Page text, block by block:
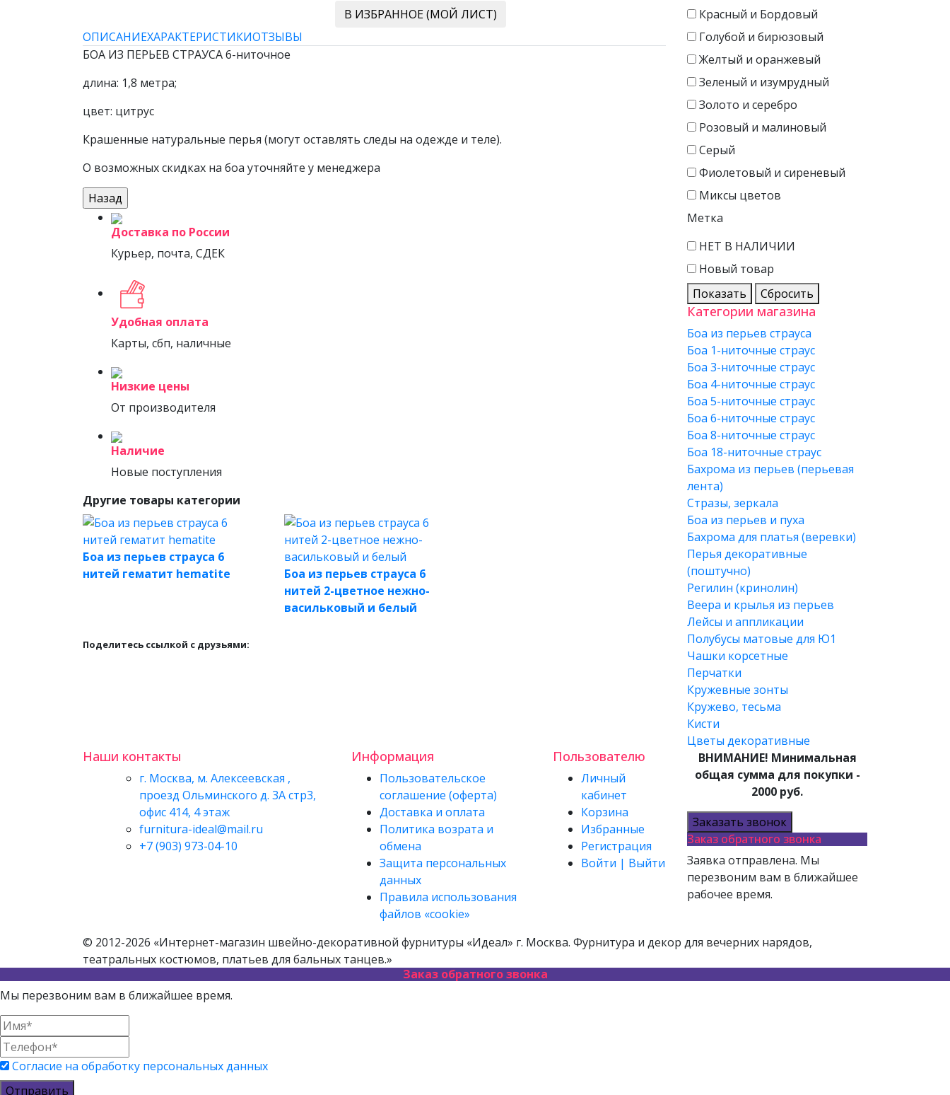
В ИЗБРАННОЕ (МОЙ ЛИСТ)
ОПИСАНИЕХАРАКТЕРИСТИКИОТЗЫВЫ
БОА ИЗ ПЕРЬЕВ СТРАУСА 6-ниточное
длина: 1,8 метра;
цвет: цитрус
Крашенные натуральные перья (могут оставлять следы на одежде и теле).
О возможных скидках на боа уточняйте у менеджера
Доставка по России
Курьер, почта, СДЕК
Удобная оплата
Карты, сбп, наличные
Низкие цены
От производителя
Наличие
Новые поступления
Другие товары категории
Боа из перьев страуса 6
нитей гематит hematite
Боа из перьев страуса 6
нитей 2-цветное нежно-
васильковый и белый
Поделитесь ссылкой с друзьями:
Красный и Бордовый
Голубой и бирюзовый
Желтый и оранжевый
Зеленый и изумрудный
Золото и серебро
Розовый и малиновый
Серый
Фиолетовый и сиреневый
Миксы цветов
Метка
НЕТ В НАЛИЧИИ
Новый товар
Показать
Сбросить
Категории магазина
Боа из перьев страуса
Боа 1-ниточные страус
Боа 3-ниточные страус
Боа 4-ниточные страус
Боа 5-ниточные страус
Боа 6-ниточные страус
Боа 8-ниточные страус
Боа 18-ниточные страус
Бахрома из перьев (перьевая
лента)
Стразы, зеркала
Боа из перьев и пуха
Бахрома для платья (веревки)
Перья декоративные
(поштучно)
Регилин (кринолин)
Веера и крылья из перьев
Лейсы и аппликации
Полубусы матовые для Ю1
Чашки корсетные
Перчатки
Кружевные зонты
Кружево, тесьма
Кисти
Цветы декоративные
Наши контакты
г. Москва, м. Алексеевская ,
проезд Ольминского д. 3А стр3,
офис 414, 4 этаж
furnitura-ideal@mail.ru
+7 (903) 973-04-10
Информация
Пользовательское
соглашение (оферта)
Доставка и оплата
Политика возрата и
обмена
Защита персональных
данных
Правила использования
файлов «cookie»
Пользователю
Личный
кабинет
Корзина
Избранные
Регистрация
Войти | Выйти
ВНИМАНИЕ! Минимальная
общая сумма для покупки -
2000 руб.
Заказать звонок
Заказ обратного звонка
Заявка отправлена. Мы
перезвоним вам в ближайшее
рабочее время.
© 2012-2026 «Интернет-магазин швейно-декоративной фурнитуры «Идеал» г. Москва. Фурнитура и декор для вечерних нарядов,
театральных костюмов, платьев для бальных танцев.»
Заказ обратного звонка
Мы перезвоним вам в ближайшее время.
Согласие на обработку персональных данных
Отправить